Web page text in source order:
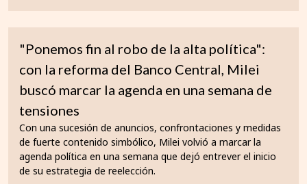
"Ponemos fin al robo de la alta política":
con la reforma del Banco Central, Milei
buscó marcar la agenda en una semana de
tensiones
Con una sucesión de anuncios, confrontaciones y medidas
de fuerte contenido simbólico, Milei volvió a marcar la
agenda política en una semana que dejó entrever el inicio
de su estrategia de reelección.